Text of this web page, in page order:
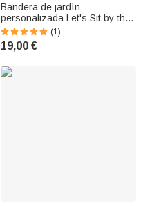
Bandera de jardín
personalizada Let's Sit by the
Campfire and Watch People
Park Their Campers Regalo
para parejas de camping
(1)
19,00 €